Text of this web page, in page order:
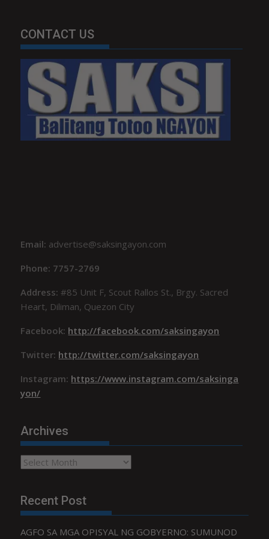
CONTACT US
Email: advertise@saksingayon.com
Phone: 7757-2769
Address:#85 Unit F, Scout Rallos St., Brgy. Sacred
Heart, Diliman, Quezon City
Facebook: http://facebook.com/saksingayon
Twitter: http://twitter.com/saksingayon
Instagram: https://www.instagram.com/saksinga
yon/
Archives
Archives
Recent Post
AGFO SA MGA OPISYAL NG GOBYERNO: SUMUNOD